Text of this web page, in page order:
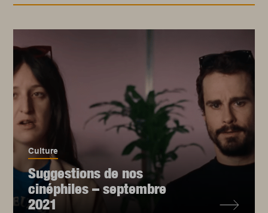
Culture
Suggestions de nos
cinéphiles – septembre
2021